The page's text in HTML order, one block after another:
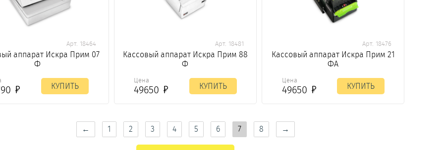
Арт. 18464
аппарат Искра Прим 07
Ф
КУПИТЬ
Арт. 18481
Кассовый аппарат Искра Прим 88
Ф
Цена
49650 КУПИТЬ
Арт. 18476
Кассовый аппарат Искра Прим 21
ФА
Цена
49650 КУПИТЬ
← 1 2 3 4 5 6 7 8 →